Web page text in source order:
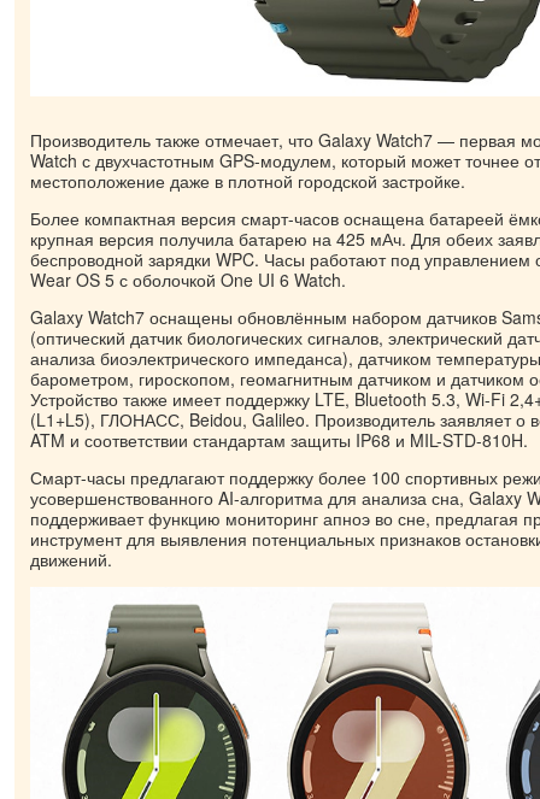
Производитель также отмечает, что Galaxy Watch7 — первая
Watch с двухчастотным GPS-модулем, который может точнее
местоположение даже в плотной городской застройке.
Более компактная версия смарт-часов оснащена батареей
крупная версия получила батарею на 425 мАч. Для обеих
беспроводной зарядки WPC. Часы работают под
Wear OS 5 с оболочкой One UI 6 Watch.
Galaxy Watch7 оснащены обновлённым набором датчиков
(оптический датчик биологических сигналов, электрический
анализа биоэлектрического импеданса), датчиком
барометром, гироскопом, геомагнитным датчиком и датчиком
Устройство также имеет поддержку LTE, Bluetooth 5.3, Wi-Fi
(L1+L5), ГЛОНАСС, Beidou, Galileo. Производитель заявляет о
ATM и соответствии стандартам защиты IP68 и MIL-STD-810H.
Смарт-часы предлагают поддержку более 100 спортивных
усовершенствованного AI-алгоритма для анализа сна, Galaxy
поддерживает функцию мониторинг апноэ во сне, предлагая
инструмент для выявления потенциальных признаков
движений.